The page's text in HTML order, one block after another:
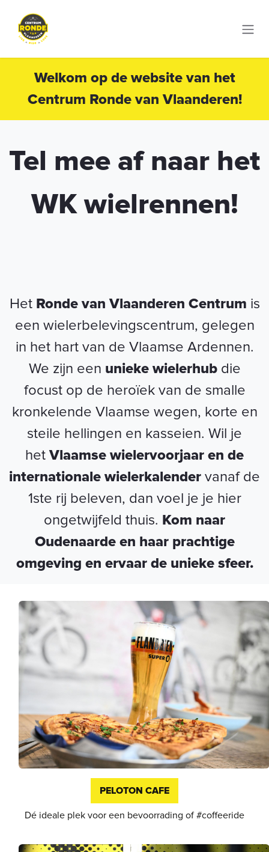
Welkom op de website van het
Centrum Ronde van Vlaanderen!
Tel mee af naar het
WK wielrennen!
Het Ronde van Vlaanderen Centrum is
een wielerbelevingscentrum, gelegen
in het hart van de Vlaamse Ardennen.
We zijn een unieke wielerhubdie
focust op de heroïek van de smalle
kronkelende Vlaamse wegen, korte en
steile hellingen en kasseien. Wil je
het Vlaamse wielervoorjaar en de
internationale wielerkalender vanaf de
1ste rij beleven, dan voel je je hier
ongetwijfeld thuis. Kom naar
Oudenaarde en haar prachtige
omgeving en ervaar de unieke sfeer.
PELOTON CAFE
Dé ideale plek voor een bevoorrading of #coffeeride